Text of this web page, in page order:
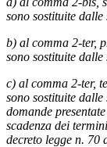
sono sostituite
b) al comma 2-ter,
sono sostituite
c) al comma 2-ter,
sono sostituite
domande
scadenza dei
decreto legge n. 70